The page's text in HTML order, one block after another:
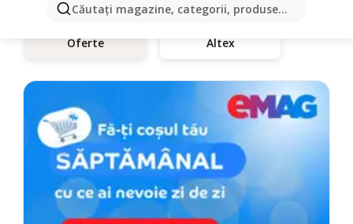
Căutaţi magazine, categorii, produse...
Oferte Altex